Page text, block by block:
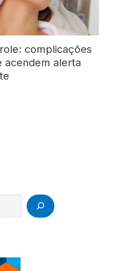
complicações
acendem alerta